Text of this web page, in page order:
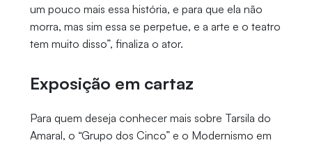
um pouco mais essa história, e para que ela não
morra, mas sim essa se perpetue, e a arte e o teatro
tem muito disso”, finaliza o ator.
Exposição em cartaz
Para quem deseja conhecer mais sobre Tarsila do
Amaral, o “Grupo dos Cinco” e o Modernismo em